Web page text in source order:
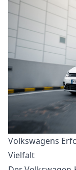
Volkswagens
Vielfalt